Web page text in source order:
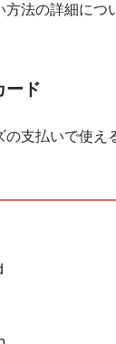
法の詳細につ
ード
の支払いで使え